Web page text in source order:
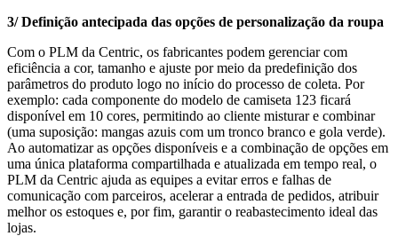
3/ Definição antecipada das opções de personalização da roupa
Com o PLM da Centric, os fabricantes podem gerenciar com
eficiência a cor, tamanho e ajuste por meio da predefinição dos
parâmetros do produto logo no início do processo de coleta. Por
exemplo: cada componente do modelo de camiseta 123 ficará
disponível em 10 cores, permitindo ao cliente misturar e combinar
(uma suposição: mangas azuis com um tronco branco e gola verde).
Ao automatizar as opções disponíveis e a combinação de opções em
uma única plataforma compartilhada e atualizada em tempo real, o
PLM da Centric ajuda as equipes a evitar erros e falhas de
comunicação com parceiros, acelerar a entrada de pedidos, atribuir
melhor os estoques e, por fim, garantir o reabastecimento ideal das
lojas.